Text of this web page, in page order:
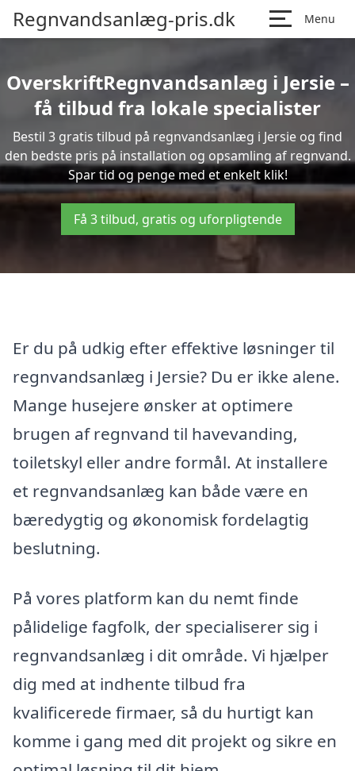
Regnvandsanlæg-pris.dk Menu
OverskriftRegnvandsanlæg i Jersie –
få tilbud fra lokale specialister
Bestil 3 gratis tilbud på regnvandsanlæg i Jersie og find
den bedste pris på installation og opsamling af regnvand.
Spar tid og penge med et enkelt klik!
Få 3 tilbud, gratis og uforpligtende
Er du på udkig efter effektive løsninger til
regnvandsanlæg i Jersie? Du er ikke alene.
Mange husejere ønsker at optimere
brugen af regnvand til havevanding,
toiletskyl eller andre formål. At installere
et regnvandsanlæg kan både være en
bæredygtig og økonomisk fordelagtig
beslutning.
På vores platform kan du nemt finde
pålidelige fagfolk, der specialiserer sig i
regnvandsanlæg i dit område. Vi hjælper
dig med at indhente tilbud fra
kvalificerede firmaer, så du hurtigt kan
komme i gang med dit projekt og sikre en